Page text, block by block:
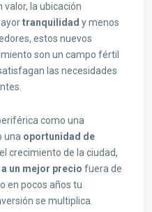
valor, la ubicación
tranquilidad y menos
estos nuevos
son un campo fértil
las necesidades
como una
una oportunidad de
crecimiento de la ciudad,
un mejor precio fuera de
en pocos años tu
se multiplica.